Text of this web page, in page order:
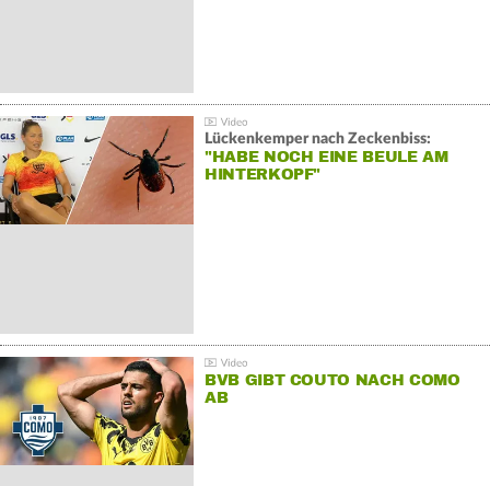
Lückenkemper nach Zeckenbiss:
"HABE NOCH EINE BEULE AM
HINTERKOPF"
BVB GIBT COUTO NACH COMO
AB